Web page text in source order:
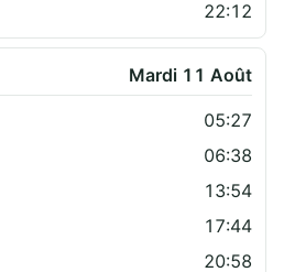
22:12
Mardi 11 Août
05:27
06:38
13:54
17:44
20:58